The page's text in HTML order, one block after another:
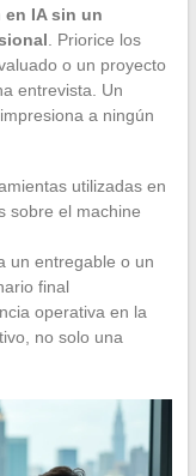
IA sin un
. Priorice los
o un proyecto
entrevista. Un
a ningún
utilizadas en
sobre el machine
un entregable o un
final
operativa en la
no solo una